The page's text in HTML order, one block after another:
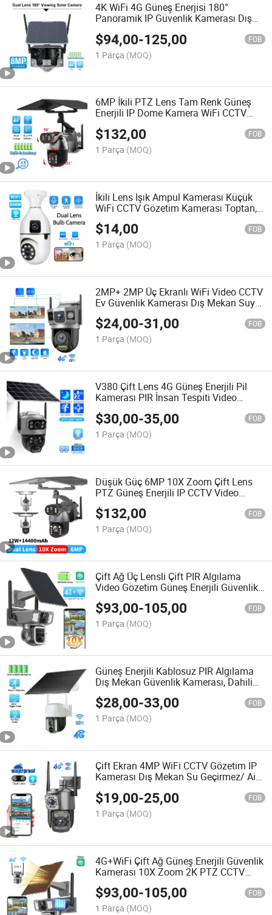
4K WiFi 4G Güneş Enerjisi 180°
Panoramik IP Güvenlik Kamerası Dış
CCTV Kameraları Renkli Gece Görüşü
$94,00-125,00 FOB
1 Parça (MOQ)
6MP İkili PTZ Lens Tam Renk Güneş
Enerjili IP Dome Kamera WiFi CCTV
Güneş Ağı PTZ
$132,00 FOB
1 Parça (MOQ)
İkili Lens Işık Ampul Kamerası Küçük
WiFi CCTV Gözetim Kamerası Toptan,
İki Yönlü Ses
$14,00 FOB
1 Parça (MOQ)
2MP+ 2MP Üç Ekranlı WiFi Video CCTV
Ev Güvenlik Kamerası Dış Mekan Suya
Dayanıklı 128 Hafıza Kartı Desteği
$24,00-31,00 FOB
1 Parça (MOQ)
V380 Çift Lens 4G Güneş Enerjili Pil
Kamerası PIR İnsan Tespiti Video
$30,00-35,00 FOB
1 Parça (MOQ)
Düşük Güç 6MP 10X Zoom Çift Lens
PTZ Güneş Enerjili IP CCTV Video
Gözetim Kamerası ile 12W Güneş
Panel/14400mAh Batarya
$132,00 FOB
1 Parça (MOQ)
Çift Ağ Üç Lensli Çift PIR Algılama
Video Gözetim Güneş Enerjili Güvenlik
Kamerası CCTV IP Kamera
$93,00-105,00 FOB
1 Parça (MOQ)
Güneş Enerjili Kablosuz PIR Algılama
Dış Mekan Güvenlik Kamerası, Dahili
Şarj Edilebilir Pil ile
$28,00-33,00 FOB
1 Parça (MOQ)
Çift Ekran 4MP WiFi CCTV Gözetim IP
Kamerası Dış Mekan Su Geçirmez/ Ai
$19,00-25,00 FOB
1 Parça (MOQ)
4G+WiFi Çift Ağ Güneş Enerjili Güvenlik
Kamerası 10X Zoom 2K PTZ CCTV
Video Gözetim Kamerası
$93,00-105,00 FOB
1 Parça (MOQ)